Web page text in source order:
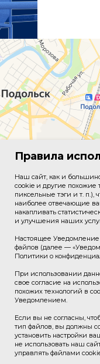
© 2026
Правила
Наш сайт, как и
cookie и другие похожие
пиксельные тэги и т. п.),
наиболее отвечающие
накапливать
и улучшения наших
Настоящее
файлов (далее —
Политики о
При использовании
свое согласие на
похожих технологий в
Уведомлением.
Если вы не согласны,
тип файлов, вы должны
установить настройки
не использовать наш
управлять файлами